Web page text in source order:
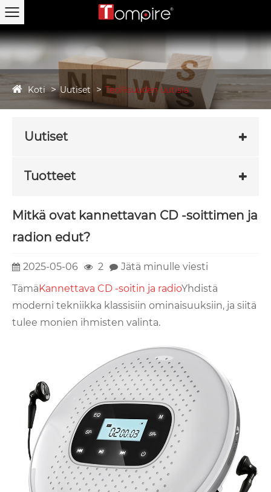
Koti Uutiset Teollisuuden uutisia
Uutiset
Tuotteet
Mitkä ovat kannettavan CD -soittimen ja
radion edut?
2025-05-06 2
Jätä minulle viesti
TämäKannettava CD -soitin ja radioYhdistä
moderni tekniikka klassisiin ominaisuuksiin, ja siitä
tulee monien ihmisten valinta.